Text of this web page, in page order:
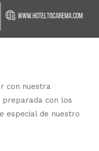
con nuestra
preparada con los
especial de nuestro